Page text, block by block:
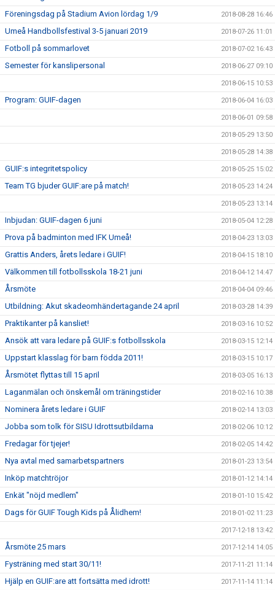
Föreningsdag på Stadium Avion lördag 1/9 2018-08-28 16:46
Umeå Handbollsfestival 3-5 januari 2019 2018-07-26 11:01
Fotboll på sommarlovet 2018-07-02 16:43
Semester för kanslipersonal 2018-06-27 09:10
2018-06-15 10:53
Program: GUIF-dagen 2018-06-04 16:03
2018-06-01 09:58
2018-05-29 13:50
2018-05-28 14:38
GUIF:s integritetspolicy 2018-05-25 15:02
Team TG bjuder GUIF:are på match! 2018-05-23 14:24
2018-05-23 13:14
Inbjudan: GUIF-dagen 6 juni 2018-05-04 12:28
Prova på badminton med IFK Umeå! 2018-04-23 13:03
Grattis Anders, årets ledare i GUIF! 2018-04-15 18:10
Välkommen till fotbollsskola 18-21 juni 2018-04-12 14:47
Årsmöte 2018-04-04 09:46
Utbildning: Akut skadeomhändertagande 24 april 2018-03-28 14:39
Praktikanter på kansliet! 2018-03-16 10:52
Ansök att vara ledare på GUIF:s fotbollsskola 2018-03-15 12:14
Uppstart klasslag för barn födda 2011! 2018-03-15 10:17
Årsmötet flyttas till 15 april 2018-03-05 16:13
Laganmälan och önskemål om träningstider 2018-02-16 10:38
Nominera årets ledare i GUIF 2018-02-14 13:03
Jobba som tolk för SISU Idrottsutbildarna 2018-02-06 10:12
Fredagar för tjejer! 2018-02-05 14:42
Nya avtal med samarbetspartners 2018-01-23 13:54
Inköp matchtröjor 2018-01-12 14:14
Enkät "nöjd medlem" 2018-01-10 15:42
Dags för GUIF Tough Kids på Ålidhem! 2018-01-02 11:23
2017-12-18 13:42
Årsmöte 25 mars 2017-12-14 14:05
Fysträning med start 30/11! 2017-11-21 11:14
Hjälp en GUIF:are att fortsätta med idrott! 2017-11-14 11:14